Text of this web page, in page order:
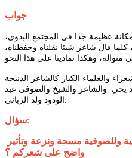
جواب
عظيمة جدا فى المجتمع البدوي،
كلما قال شاعر شيئا نقلناه وحفظناه،
والعلماء الكبار كالشاعر الدنبجة
يحي والشاعر والشيخ والصوفى عبد
سؤال:
واضح على شعركم ؟